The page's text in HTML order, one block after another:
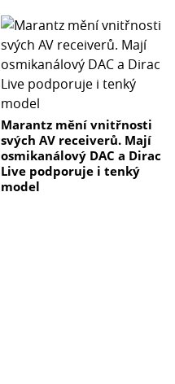
Marantz mění vnitřnosti
svých AV receiverů. Mají
osmikanálový DAC a Dirac
Live podporuje i tenký
model